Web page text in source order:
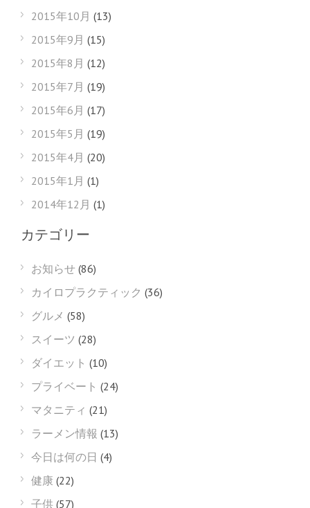
2015年10月 (13)
2015年9月 (15)
2015年8月 (12)
2015年7月 (19)
2015年6月 (17)
2015年5月 (19)
2015年4月 (20)
2015年1月 (1)
2014年12月 (1)
カテゴリー
お知らせ (86)
カイロプラクティック (36)
グルメ (58)
スイーツ (28)
ダイエット (10)
プライベート (24)
マタニティ (21)
ラーメン情報 (13)
今日は何の日 (4)
健康 (22)
子供 (57)